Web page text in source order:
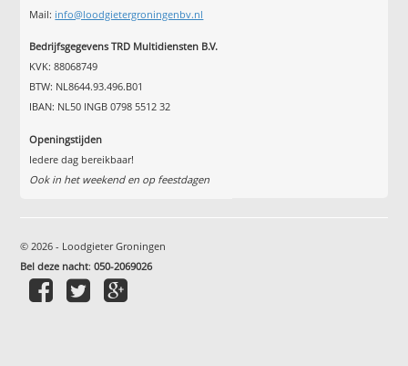
Mail: info@loodgietergroningenbv.nl
Bedrijfsgegevens TRD Multidiensten B.V.
KVK: 88068749
BTW: NL8644.93.496.B01
IBAN: NL50 INGB 0798 5512 32
Openingstijden
Iedere dag bereikbaar!
Ook in het weekend en op feestdagen
© 2026 - Loodgieter Groningen
Bel deze nacht:050-2069026